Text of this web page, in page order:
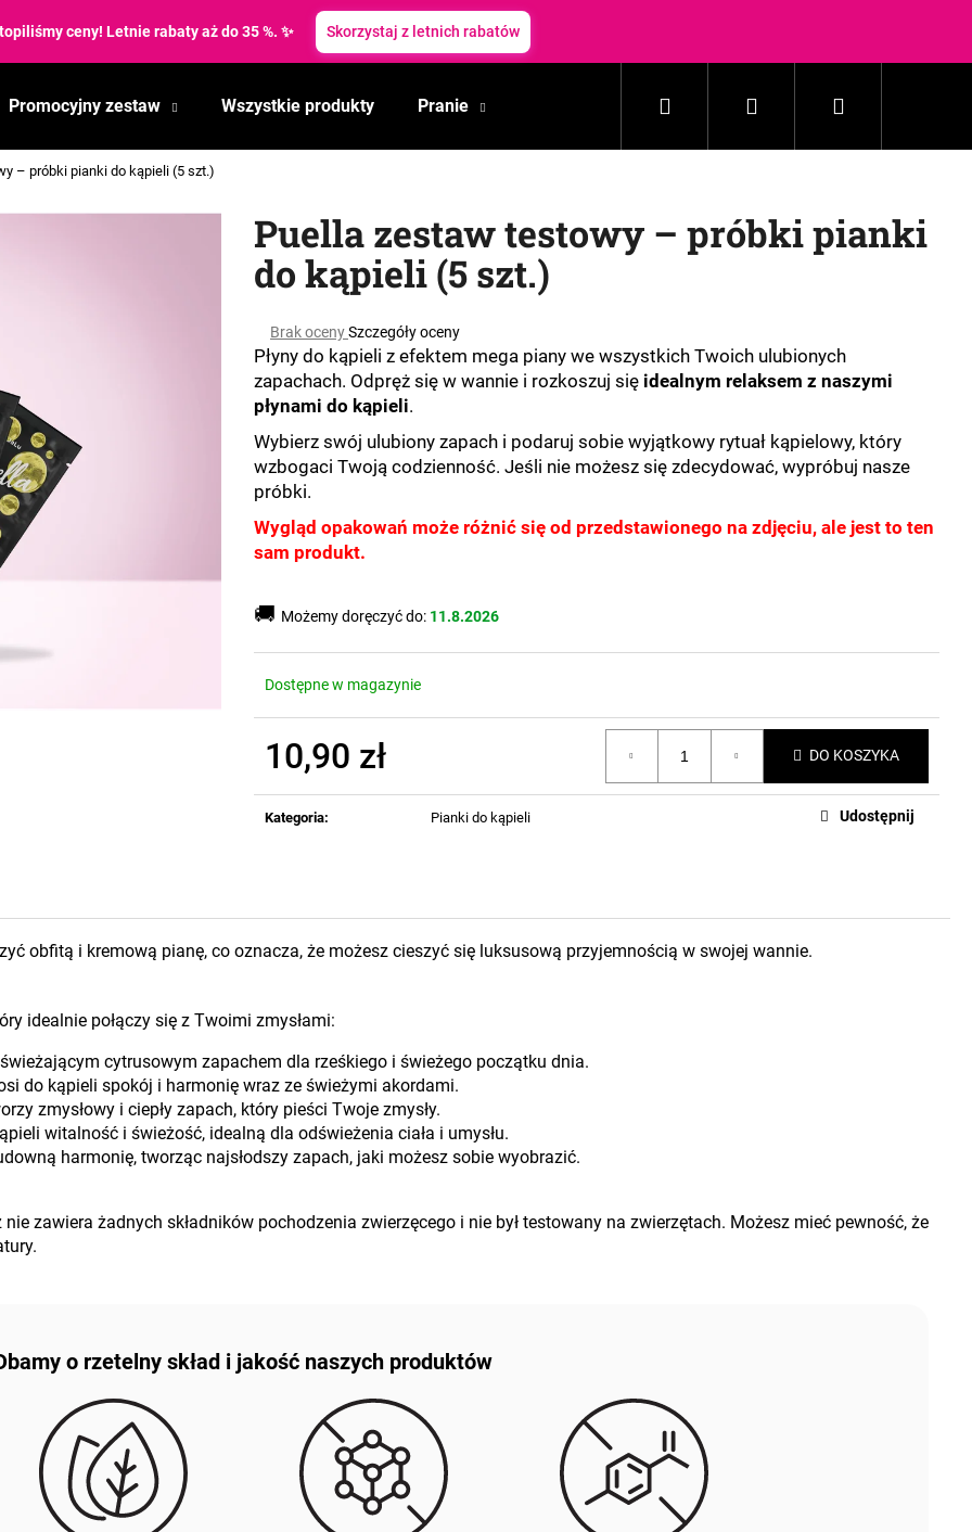
ceny! Letnie rabaty aż do 35 %. ✨ Skorzystaj z letnich rabatów
Promocyjny zestaw Wszystkie produkty Pranie Gospodarstwo domowe Kosmetyki
Szukaj Zaloguj Koszyk
– próbki pianki do kąpieli (5 szt.)
Puella zestaw testowy – próbki pianki
do kąpieli (5 szt.)
Średnia
ocena
produktu
wynosi
0,0
5
gwiazdek.
Brak ocenySzczegóły oceny
Płyny do kąpieli z efektem mega piany we wszystkich Twoich ulubionych
zapachach. Odpręż się w wannie i rozkoszuj się idealnym relaksem z naszymi
płynami do kąpieli.
Wybierz swój ulubiony zapach i podaruj sobie wyjątkowy rytuał kąpielowy, który
wzbogaci Twoją codzienność. Jeśli nie możesz się zdecydować, wypróbuj nasze
próbki.
Wygląd opakowań może różnić się od przedstawionego na zdjęciu, ale jest to ten
sam produkt.
🚚 Możemy doręczyć do: 11.8.2026
Dostępne w magazynie
10,90 zł DO KOSZYKA
Kategoria: Pianki do kąpieli Udostępnij
obfitą i kremową pianę, co oznacza, że możesz cieszyć się luksusową przyjemnością w swojej wannie.
idealnie połączy się z Twoimi zmysłami:
cytrusowym zapachem dla rześkiego i świeżego początku dnia.
do kąpieli spokój i harmonię wraz ze świeżymi akordami.
zmysłowy i ciepły zapach, który pieści Twoje zmysły.
witalność i świeżość, idealną dla odświeżenia ciała i umysłu.
harmonię, tworząc najsłodszy zapach, jaki możesz sobie wyobrazić.
nie zawiera żadnych składników pochodzenia zwierzęcego i nie był testowany na zwierzętach. Możesz mieć pewność, że
o rzetelny skład i jakość naszych produktów
Czego szukasz?